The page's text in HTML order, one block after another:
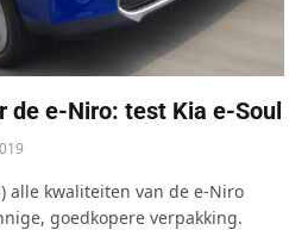
de e-Niro: test Kia e-Soul
alle kwaliteiten van de e-Niro
goedkopere verpakking.